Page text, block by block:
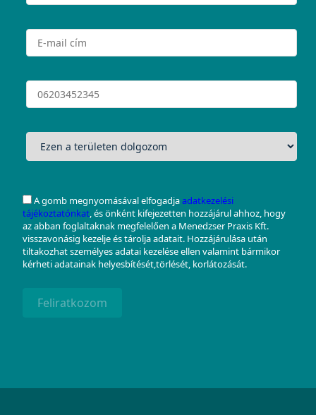
A gomb megnyomásával elfogadjaadatkezelési
tájékoztatónkat, és önként kifejezetten hozzájárul ahhoz, hogy
az abban foglaltaknak megfelelően a Menedzser Praxis Kft.
visszavonásig kezelje és tárolja adatait. Hozzájárulása után
tiltakozhat személyes adatai kezelése ellen valamint bármikor
kérheti adatainak helyesbítését,törlését, korlátozását.
Feliratkozom